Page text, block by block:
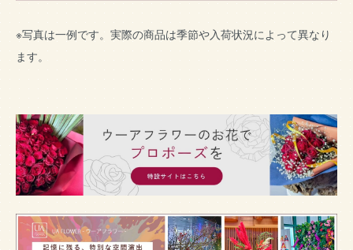
※写真は一例です。実際の商品は季節や入荷状況によって異なり
ます。